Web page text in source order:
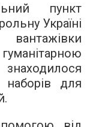
пункт
Україні
для